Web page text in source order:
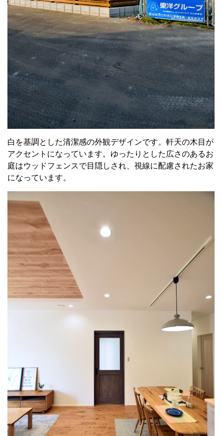
白を基調とした清潔感の外観デザインです。軒天の木目が
アクセントになっています。ゆったりとした広さのあるお
庭はウッドフェンスで目隠しされ、視線に配慮されたお家
になっています。